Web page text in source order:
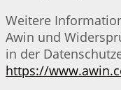
Weitere
Awin und
in der
https://